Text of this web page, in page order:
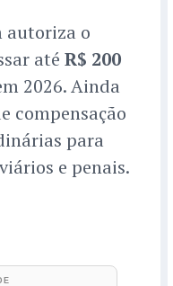
autoriza o
até R$ 200
2026. Ainda
compensação
para
e penais.